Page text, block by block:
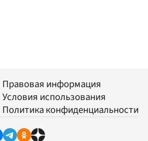
Правовая информация
Условия использования
Политика конфиденциальности